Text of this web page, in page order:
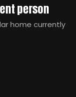
person
home currently